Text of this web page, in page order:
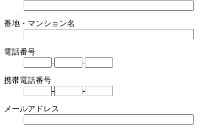
番地・マンション名
電話番号
-
-
携帯電話番号
-
-
メールアドレス